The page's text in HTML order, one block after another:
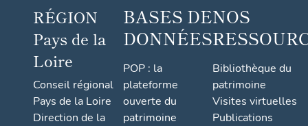
au
orne
ment
al,
ange
RÉGION
Pays de la
Loire
Conseil régional
Pays de la Loire
Direction de la
BASES DE
DONNÉES
POP : la
plateforme
ouverte du
patrimoine
NOS
Bibliothèque du
patrimoine
Visites virtuelles
Publications